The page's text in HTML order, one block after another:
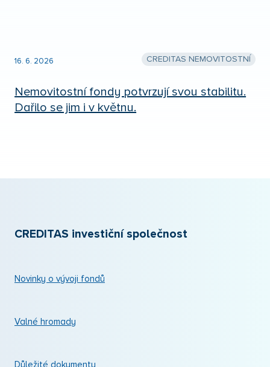
16. 6. 2026 CREDITAS NEMOVITOSTNÍ
Nemovitostní fondy potvrzují svou stabilitu.
Dařilo se jim i v květnu.
CREDITAS investiční společnost
Novinky o vývoji fondů
Valné hromady
Důležité dokumenty